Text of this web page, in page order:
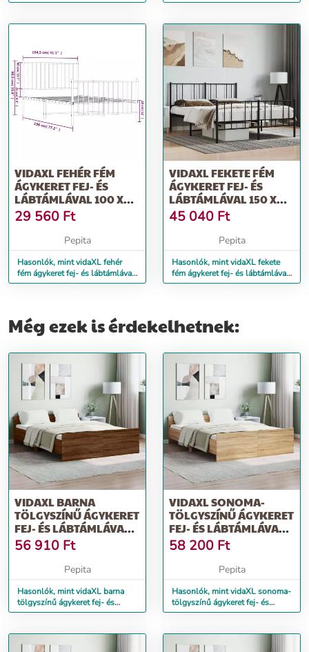
100 x 200 cm 90x200 cm
VIDAXL FEHÉR FÉM
ÁGYKERET FEJ- ÉS
LÁBTÁMLÁVAL 100 X
190 CM
29 560 Ft
Pepita
Hasonlók, mint vidaXL fehér
fém ágykeret fej- és lábtámlával
100 x 190 cm
VIDAXL FEKETE FÉM
ÁGYKERET FEJ- ÉS
LÁBTÁMLÁVAL 150 X
200 CM
45 040 Ft
Pepita
Hasonlók, mint vidaXL fekete
fém ágykeret fej- és lábtámlával
150 x 200 cm
Még ezek is érdekelhetnek:
VIDAXL BARNA
TÖLGYSZÍNŰ ÁGYKERET
FEJ- ÉS LÁBTÁMLÁVAL
135 X 200 CM
56 910 Ft
Pepita
Hasonlók, mint vidaXL barna
tölgyszínű ágykeret fej- és
lábtámlával 135 x 200 cm
VIDAXL SONOMA-
TÖLGYSZÍNŰ ÁGYKERET
FEJ- ÉS LÁBTÁMLÁVAL
135 X 190 CM
58 200 Ft
Pepita
Hasonlók, mint vidaXL sonoma-
tölgyszínű ágykeret fej- és
lábtámlával 135 x 190 cm